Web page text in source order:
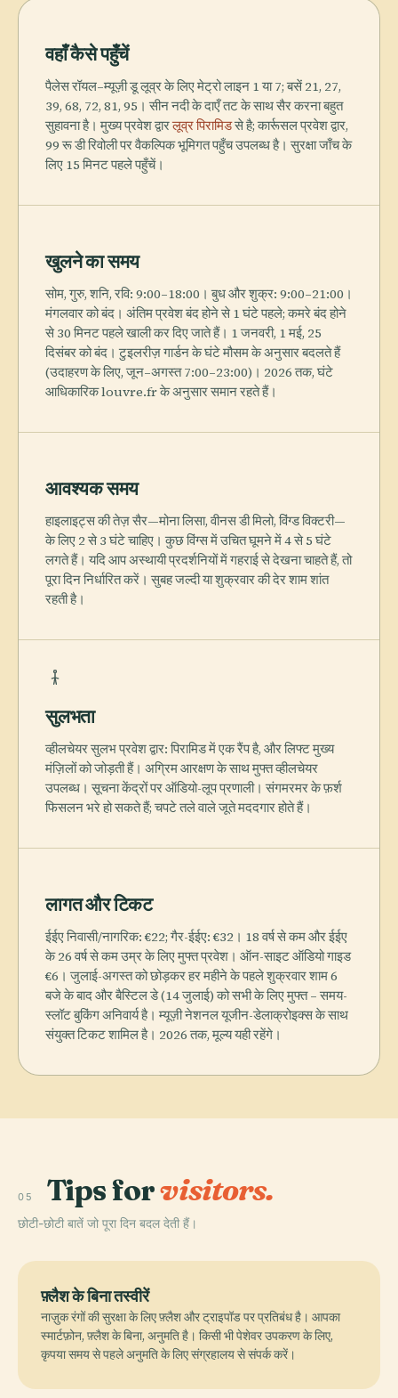
वहाँ कैसे पहुँचें
पैलेस रॉयल–म्यूज़ी डू लूव्र के लिए मेट्रो लाइन 1 या 7; बसें 21, 27,
39, 68, 72, 81, 95। सीन नदी के दाएँ तट के साथ सैर करना बहुत
सुहावना है। मुख्य प्रवेश द्वारलूव्र पिरामिडसे है; कार्रूसल प्रवेश द्वार,
99 रू डी रिवोली पर वैकल्पिक भूमिगत पहुँच उपलब्ध है। सुरक्षा जाँच के
लिए 15 मिनट पहले पहुँचें।
खुलने का समय
सोम, गुरु, शनि, रवि: 9:00–18:00। बुध और शुक्र: 9:00–21:00।
मंगलवार को बंद। अंतिम प्रवेश बंद होने से 1 घंटे पहले; कमरे बंद होने
से 30 मिनट पहले खाली कर दिए जाते हैं। 1 जनवरी, 1 मई, 25
दिसंबर को बंद। टुइलरीज़ गार्डन के घंटे मौसम के अनुसार बदलते हैं
(उदाहरण के लिए, जून–अगस्त 7:00–23:00)। 2026 तक, घंटे
आधिकारिक louvre.fr के अनुसार समान रहते हैं।
आवश्यक समय
हाइलाइट्स की तेज़ सैर—मोना लिसा, वीनस डी मिलो, विंग्ड विक्टरी—
के लिए 2 से 3 घंटे चाहिए। कुछ विंग्स में उचित घूमने में 4 से 5 घंटे
लगते हैं। यदि आप अस्थायी प्रदर्शनियों में गहराई से देखना चाहते हैं, तो
पूरा दिन निर्धारित करें। सुबह जल्दी या शुक्रवार की देर शाम शांत
रहती है।
सुलभता
व्हीलचेयर सुलभ प्रवेश द्वार: पिरामिड में एक रैंप है, और लिफ्ट मुख्य
मंज़िलों को जोड़ती हैं। अग्रिम आरक्षण के साथ मुफ्त व्हीलचेयर
उपलब्ध। सूचना केंद्रों पर ऑडियो-लूप प्रणाली। संगमरमर के फ़र्श
फिसलन भरे हो सकते हैं; चपटे तले वाले जूते मददगार होते हैं।
लागत और टिकट
ईईए निवासी/नागरिक: €22; गैर-ईईए: €32। 18 वर्ष से कम और ईईए
के 26 वर्ष से कम उम्र के लिए मुफ्त प्रवेश। ऑन-साइट ऑडियो गाइड
€6। जुलाई-अगस्त को छोड़कर हर महीने के पहले शुक्रवार शाम 6
बजे के बाद और बैस्टिल डे (14 जुलाई) को सभी के लिए मुफ्त – समय-
स्लॉट बुकिंग अनिवार्य है। म्यूज़ी नेशनल यूजीन-डेलाक्रोइक्स के साथ
संयुक्त टिकट शामिल है। 2026 तक, मूल्य यही रहेंगे।
05 Tips forvisitors.
छोटी-छोटी बातें जो पूरा दिन बदल देती हैं।
फ़्लैश के बिना तस्वीरें
नाज़ुक रंगों की सुरक्षा के लिए फ़्लैश और ट्राइपॉड पर प्रतिबंध है। आपका
स्मार्टफ़ोन, फ़्लैश के बिना, अनुमति है। किसी भी पेशेवर उपकरण के लिए,
कृपया समय से पहले अनुमति के लिए संग्रहालय से संपर्क करें।